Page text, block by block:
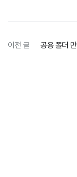
이전 글 공용 폴더 만